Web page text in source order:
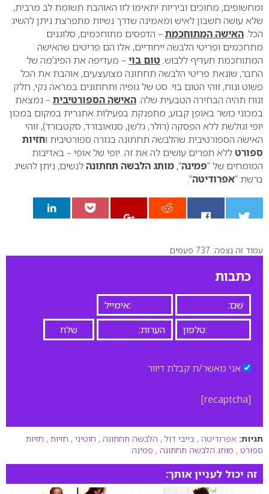
ומחשופים, מחוכים וביריות יתאימו לזו האוהבת תשומת לב מרבית,
שלא עושה חשבון לאיש ומאמינה שדרך נשיות מתפרצת ניתן להשיג
הכל. האישה המתוחכמת– הדפסים מתוחכמים, סלוגנים
מתחכמים ופריטי הלבשה ייחודיים, אלו הם פריטים שהאישה
המתוחכמת תעדיף ללבוש. טום בוי– מעדיפה את הפיג’מה של
החבר, שונאת פריטי הלבשה תחתונה מצועצעים, אוהבת את הכל
פשוט ונוח, זוהי הטום בוי. סט של גופיה ותחתונים במראה נקי, חלק
ונוח תהיה הבחירה הטבעית שלה. האישה הספורטיבית– נמצאת
במכוני כושר באופן קבוע, מתפנקת בפעילות אתגרית במקום במכון
יופי וגולשת ללא הפסקה (רולר, גלשן, סנואובורד, סקטבורד), זוהי
האישה הספורטיבית שהלבשה תחתונה בגזרה ספורטיבית וחזיות
ספורט ללא תפרים עושים לה את זה. יופי של אופי – באדיבות
המומחים של “פמינה“, מותג הלבשה תחתונהלנשים, ניתן להשיג
ברשת “אפרודיטה“.
0
עמוד זה נצפה: 737 פעמים
כתבות
אני מאשר/ת קבלת דיוור
[recaptcha]
תגיות: אפרודיטה , בייבי דול , הלבשה תחתונה , חוטיני , חזיות , חזיות
ספורט , מותג הלבשה תחתונה , פמינה
זה יכול לעניין אותך: